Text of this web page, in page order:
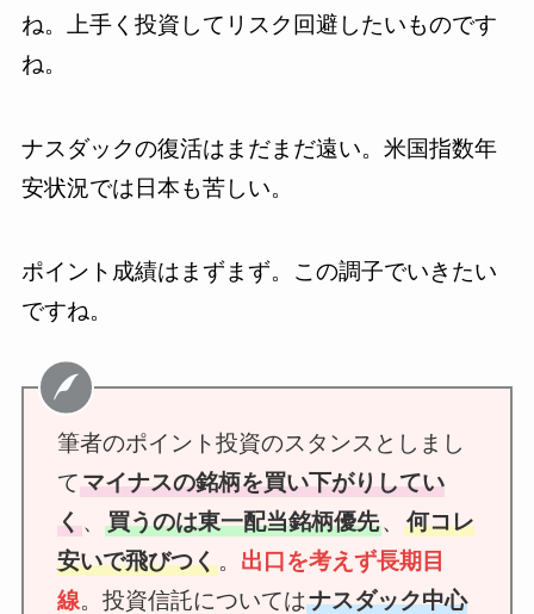
ね。上手く投資してリスク回避したいものです
ね。
ナスダックの復活はまだまだ遠い。米国指数年
安状況では日本も苦しい。
ポイント成績はまずまず。この調子でいきたい
ですね。
筆者のポイント投資のスタンスとしまし
てマイナスの銘柄を買い下がりしてい
く、買うのは東一配当銘柄優先、何コレ
安いで飛びつく。 出口を考えず長期目
線。投資信託についてはナスダック中心